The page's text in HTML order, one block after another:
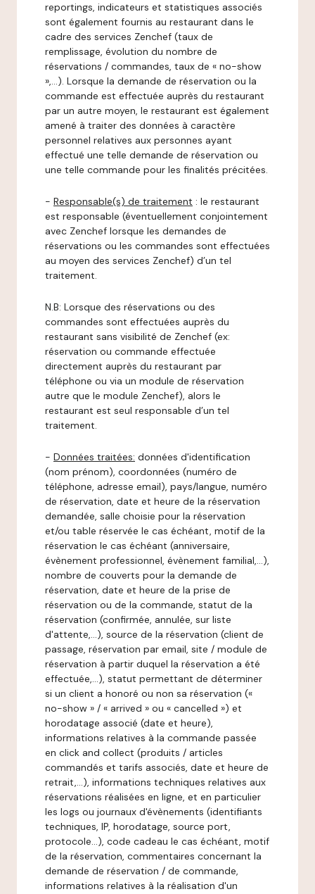
reportings, indicateurs et statistiques associés
sont également fournis au restaurant dans le
cadre des services Zenchef (taux de
remplissage, évolution du nombre de
réservations / commandes, taux de « no-show
»,…). Lorsque la demande de réservation ou la
commande est effectuée auprès du restaurant
par un autre moyen, le restaurant est également
amené à traiter des données à caractère
personnel relatives aux personnes ayant
effectué une telle demande de réservation ou
une telle commande pour les finalités précitées.
- Responsable(s) de traitement : le restaurant
est responsable (éventuellement conjointement
avec Zenchef lorsque les demandes de
réservations ou les commandes sont effectuées
au moyen des services Zenchef) d’un tel
traitement.
N.B: Lorsque des réservations ou des
commandes sont effectuées auprès du
restaurant sans visibilité de Zenchef (ex:
réservation ou commande effectuée
directement auprès du restaurant par
téléphone ou via un module de réservation
autre que le module Zenchef), alors le
restaurant est seul responsable d’un tel
traitement.
- Données traitées: données d'identification
(nom prénom), coordonnées (numéro de
téléphone, adresse email), pays/langue, numéro
de réservation, date et heure de la réservation
demandée, salle choisie pour la réservation
et/ou table réservée le cas échéant, motif de la
réservation le cas échéant (anniversaire,
évènement professionnel, évènement familial,…),
nombre de couverts pour la demande de
réservation, date et heure de la prise de
réservation ou de la commande, statut de la
réservation (confirmée, annulée, sur liste
d'attente,…), source de la réservation (client de
passage, réservation par email, site / module de
réservation à partir duquel la réservation a été
effectuée,…), statut permettant de déterminer
si un client a honoré ou non sa réservation («
no-show » / « arrived » ou « cancelled ») et
horodatage associé (date et heure),
informations relatives à la commande passée
en click and collect (produits / articles
commandés et tarifs associés, date et heure de
retrait,…), informations techniques relatives aux
réservations réalisées en ligne, et en particulier
les logs ou journaux d'évènements (identifiants
techniques, IP, horodatage, source port,
protocole…), code cadeau le cas échéant, motif
de la réservation, commentaires concernant la
demande de réservation / de commande,
informations relatives à la réalisation d'un